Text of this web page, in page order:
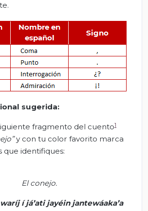
sugerida:
fragmento del cuento1
y con tu color favorito marca
que identifiques:
El conejo.
waríjíjá’ati jayéin jantewáaka’a